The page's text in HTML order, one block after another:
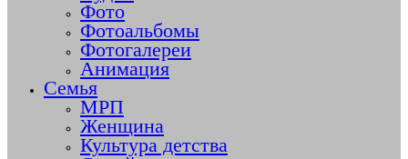
Фото
Фотоальбомы
Фотогалереи
Анимация
Семья
МРП
Женщина
Культура детства